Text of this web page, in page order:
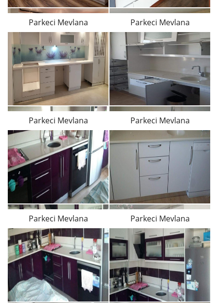
Parkeci Mevlana Parkeci Mevlana
Parkeci Mevlana Parkeci Mevlana
Parkeci Mevlana Parkeci Mevlana